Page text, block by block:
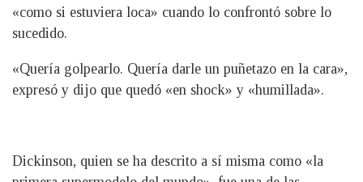
«como si estuviera loca» cuando lo confrontó sobre lo
sucedido.
«Quería golpearlo. Quería darle un puñetazo en la cara»,
expresó y dijo que quedó «en shock» y «humillada».
Dickinson, quien se ha descrito a sí misma como «la